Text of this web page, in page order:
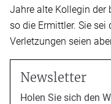
Jahre alte Kollegin der
so die Ermittler. Sie
Verletzungen seien
Newsletter
Holen Sie sich den